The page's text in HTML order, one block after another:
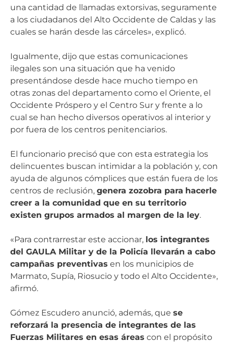
una cantidad de llamadas extorsivas, seguramente
a los ciudadanos del Alto Occidente de Caldas y las
cuales se harán desde las cárceles», explicó.
Igualmente, dijo que estas comunicaciones
ilegales son una situación que ha venido
presentándose desde hace mucho tiempo en
otras zonas del departamento como el Oriente, el
Occidente Próspero y el Centro Sur y frente a lo
cual se han hecho diversos operativos al interior y
por fuera de los centros penitenciarios.
El funcionario precisó que con esta estrategia los
delincuentes buscan intimidar a la población y, con
ayuda de algunos cómplices que están fuera de los
centros de reclusión, genera zozobra para hacerle
creer a la comunidad que en su territorio
existen grupos armados al margen de la ley.
«Para contrarrestar este accionar, los integrantes
del GAULA Militar y de la Policía llevarán a cabo
campañas preventivas en los municipios de
Marmato, Supía, Riosucio y todo el Alto Occidente»,
afirmó.
Gómez Escudero anunció, además, que se
reforzará la presencia de integrantes de las
Fuerzas Militares en esas áreas con el propósito